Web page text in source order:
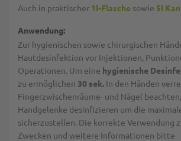
Auch in praktischer 1l-Flasche sowie 5l
Anwendung:
Zur hygienischen sowie chirurgischen
Hautdesinfektion vor Injektionen,
Operationen. Um eine hygienische
zu ermöglichen 30 sek. In den Händen
Fingerzwischenräume- und Nägel
Handgelenke desinfizieren um die
sicherzustellen. Die korrekte Verwendung
Zwecken und weitere Informationen bitte